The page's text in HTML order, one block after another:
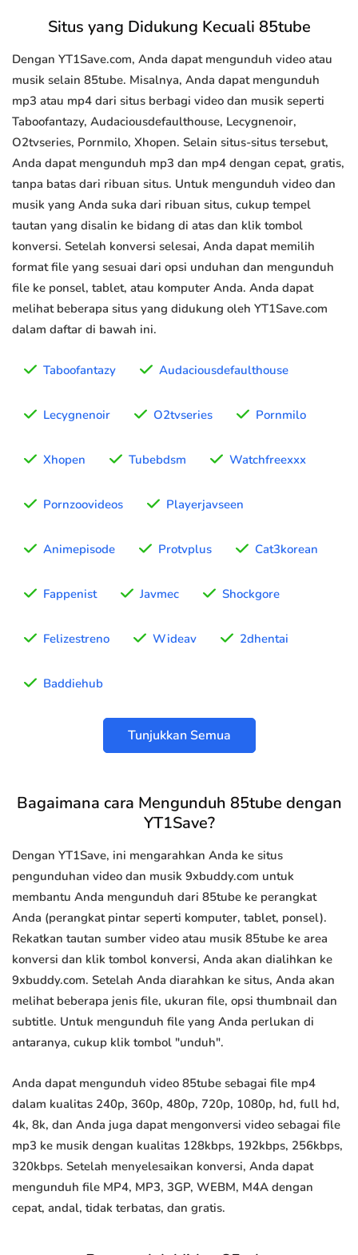
Situs yang Didukung Kecuali 85tube
Dengan YT1Save.com, Anda dapat mengunduh video atau
musik selain 85tube. Misalnya, Anda dapat mengunduh
mp3 atau mp4 dari situs berbagi video dan musik seperti
Taboofantazy, Audaciousdefaulthouse, Lecygnenoir,
O2tvseries, Pornmilo, Xhopen. Selain situs-situs tersebut,
Anda dapat mengunduh mp3 dan mp4 dengan cepat, gratis,
tanpa batas dari ribuan situs. Untuk mengunduh video dan
musik yang Anda suka dari ribuan situs, cukup tempel
tautan yang disalin ke bidang di atas dan klik tombol
konversi. Setelah konversi selesai, Anda dapat memilih
format file yang sesuai dari opsi unduhan dan mengunduh
file ke ponsel, tablet, atau komputer Anda. Anda dapat
melihat beberapa situs yang didukung oleh YT1Save.com
dalam daftar di bawah ini.
Taboofantazy Audaciousdefaulthouse
Lecygnenoir O2tvseries Pornmilo
Xhopen Tubebdsm Watchfreexxx
Pornzoovideos Playerjavseen
Animepisode Protvplus Cat3korean
Fappenist Javmec Shockgore
Felizestreno Wideav 2dhentai
Baddiehub
Tunjukkan Semua
Bagaimana cara Mengunduh 85tube dengan
YT1Save?
Dengan YT1Save, ini mengarahkan Anda ke situs
pengunduhan video dan musik 9xbuddy.com untuk
membantu Anda mengunduh dari 85tube ke perangkat
Anda (perangkat pintar seperti komputer, tablet, ponsel).
Rekatkan tautan sumber video atau musik 85tube ke area
konversi dan klik tombol konversi, Anda akan dialihkan ke
9xbuddy.com. Setelah Anda diarahkan ke situs, Anda akan
melihat beberapa jenis file, ukuran file, opsi thumbnail dan
subtitle. Untuk mengunduh file yang Anda perlukan di
antaranya, cukup klik tombol "unduh".
Anda dapat mengunduh video 85tube sebagai file mp4
dalam kualitas 240p, 360p, 480p, 720p, 1080p, hd, full hd,
4k, 8k, dan Anda juga dapat mengonversi video sebagai file
mp3 ke musik dengan kualitas 128kbps, 192kbps, 256kbps,
320kbps. Setelah menyelesaikan konversi, Anda dapat
mengunduh file MP4, MP3, 3GP, WEBM, M4A dengan
cepat, andal, tidak terbatas, dan gratis.